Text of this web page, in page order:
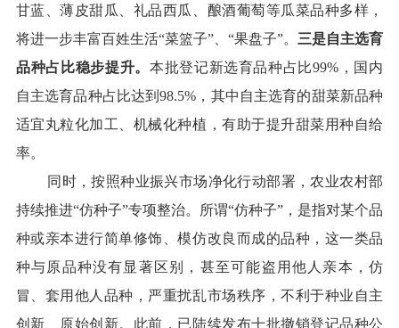
甘蓝、薄皮甜瓜、礼品西瓜、酿酒葡萄等瓜菜品种多样，
将进一步丰富百姓生活“菜篮子”、“果盘子”。 三是自主选育
品种占比稳步提升。 本批登记新选育品种占比99% ，国内
自主选育品种占比达到98.5% ，其中自主选育的甜菜新品种
适宜丸粒化加工、机械化种植，有助于提升甜菜用种自给
率。
同时，按照种业振兴市场净化行动部署，农业农村部
持续推进“仿种子”专项整治。所谓“仿种子” ，是指对某个品
种或亲本进行简单修饰、模仿改良而成的品种，这一类品
种与原品种没有显著区别，甚至可能盗用他人亲本，仿
冒、套用他人品种，严重扰乱市场秩序，不利于种业自主
创新、原始创新。此前，已陆续发布十批撤销登记品种公